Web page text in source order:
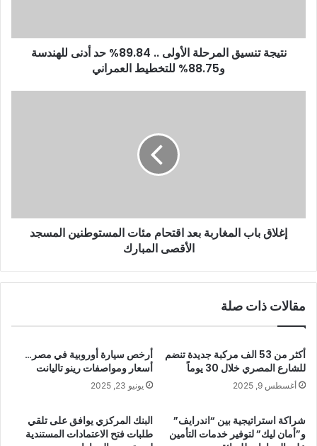
نتيجة تنسيق المرحلة الأولى .. 89.84% حد أدنى للهندسة
و88.75% للتخطيط العمراني
إغلاق باب المغاربة بعد اقتحام مئات المستوطنين المسجد
الأقصى المبارك
مقالات ذات صلة
أكثر من 53 الف مركبة جديدة تنضم
للشارع المصري خلال 30 يوماً
أغسطس 9, 2025
أرخص سيارة أوروبية في مصر…
أسعار ومواصفات رينو تاليانت
يونيو 23, 2025
شراكة استراتيجية بين “اندرايف”
و”أمان ليك” لتوفير خدمات التأمين
البنك المركزي يوافق على تلقي
طلبات فتح الاعتمادات المستندية